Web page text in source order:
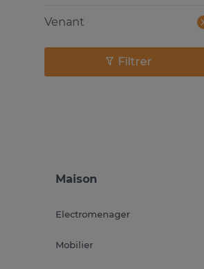
Venant
Filtrer
Maison
Electromenager
Mobilier